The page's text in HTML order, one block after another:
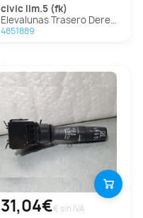
civic lim.5 (fk)
Elevalunas Trasero Derecho para Honda Civic Lim.5 (Fk)
4851889
31,04€€ sin IVA